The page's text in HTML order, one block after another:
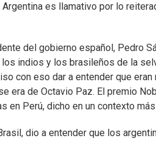
es llamativo por lo
del gobierno español, Pedro
indios y los brasileños de la
con eso dar a entender que
era de Octavio Paz. El premio
en Perú, dicho en un contexto
dio a entender que los